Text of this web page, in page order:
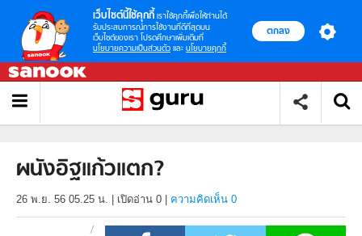
เว็บไซต์นี้ใช้คุกกี้ เราใช้คุกกี้เพื่อให้ท่านได้
รับประสบการณ์การใช้งานที่ดีที่สุดบน
เว็บไซต์ของเรา โปรดศึกษาเพิ่มเติมที่
นโยบายความเป็นส่วนตัว และ นโยบายคุกกี้
ตกลง
ผนังอิฐแก้วแตก?
26 พ.ย. 56 05.25 น. เปิดอ่าน 0 ความคิดเห็น 0